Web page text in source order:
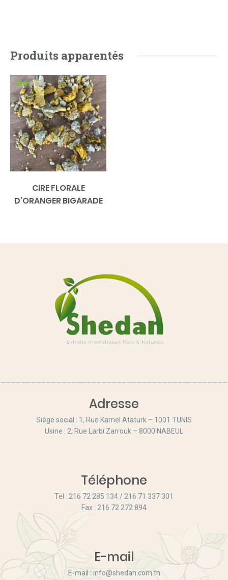
Produits apparentés
Note
2.36
sur
5
CIRE FLORALE
D’ORANGER BIGARADE
Adresse
Siège social : 1, Rue Kamel Ataturk – 1001 TUNIS
Usine : 2, Rue Larbi Zarrouk – 8000 NABEUL
Téléphone
Tél : 216 72 285 134 / 216 71 337 301
Fax : 216 72 272 894
E-mail
E-mail : info@shedan.com.tn